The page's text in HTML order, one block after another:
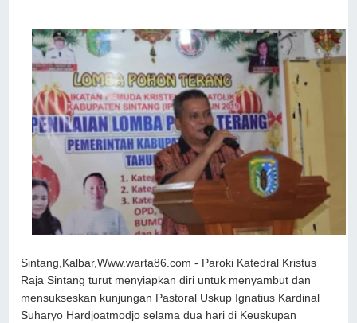
Sintang,Kalbar,Www.warta86.com - Paroki Katedral Kristus
Raja Sintang turut menyiapkan diri untuk menyambut dan
mensukseskan kunjungan Pastoral Uskup Ignatius Kardinal
Suharyo Hardjoatmodjo selama dua hari di Keuskupan